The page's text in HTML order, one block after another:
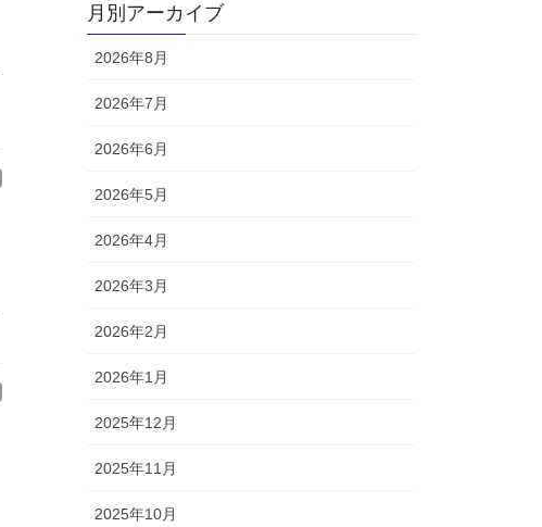
月別アーカイブ
2026年8月
2026年7月
2026年6月
2026年5月
2026年4月
2026年3月
2026年2月
2026年1月
2025年12月
2025年11月
2025年10月